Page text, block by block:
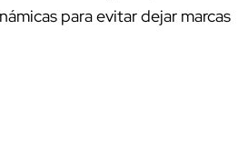
para evitar dejar marcas